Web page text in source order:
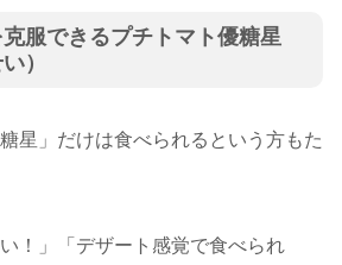
克服できるプチトマト優糖星
）
星」だけは食べられるという方もた
！」「デザート感覚で食べられ